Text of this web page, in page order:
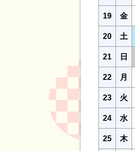
19 金
20 土
21 日
22 月
23 火
24 水
25 木